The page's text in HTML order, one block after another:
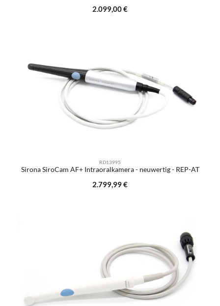
Regulärer Preis:
2.099,00 €
RD13995
Sirona SiroCam AF+ Intraoralkamera - neuwertig - REP-AT
Regulärer Preis:
2.799,99 €